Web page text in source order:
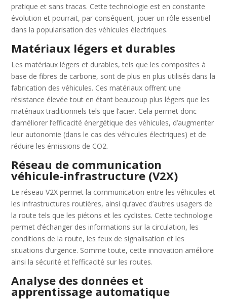
pratique et sans tracas. Cette technologie est en constante
évolution et pourrait, par conséquent, jouer un rôle essentiel
dans la popularisation des véhicules électriques.
Matériaux légers et durables
Les matériaux légers et durables, tels que les composites à
base de fibres de carbone, sont de plus en plus utilisés dans la
fabrication des véhicules. Ces matériaux offrent une
résistance élevée tout en étant beaucoup plus légers que les
matériaux traditionnels tels que l’acier. Cela permet donc
d’améliorer l’efficacité énergétique des véhicules, d’augmenter
leur autonomie (dans le cas des véhicules électriques) et de
réduire les émissions de CO2.
Réseau de communication
véhicule-infrastructure (V2X)
Le réseau V2X permet la communication entre les véhicules et
les infrastructures routières, ainsi qu’avec d’autres usagers de
la route tels que les piétons et les cyclistes. Cette technologie
permet d’échanger des informations sur la circulation, les
conditions de la route, les feux de signalisation et les
situations d’urgence. Somme toute, cette innovation améliore
ainsi la sécurité et l’efficacité sur les routes.
Analyse des données et
apprentissage automatique